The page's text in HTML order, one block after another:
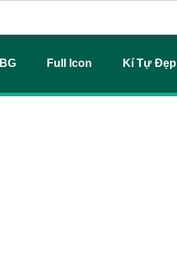
Full Icon Kí Tự Đẹp